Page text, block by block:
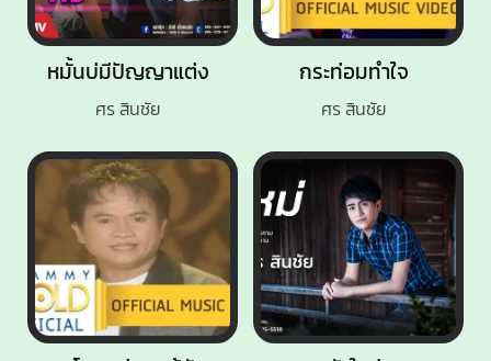
กระท่อมทำใจ
ศร สินชัย
หมั้นบ่มีปัญญาแต่ง
ศร สินชัย